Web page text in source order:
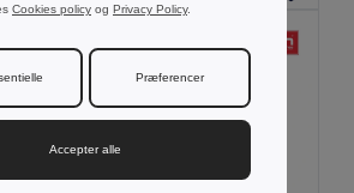
Cookies policy og Privacy Policy.
Præferencer
Accepter alle